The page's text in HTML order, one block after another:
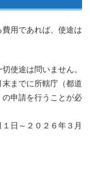
費用であれば、使途は
使途は問いません。
までに所轄庁（都道
申請を行うことが必
日～２０２６年３月